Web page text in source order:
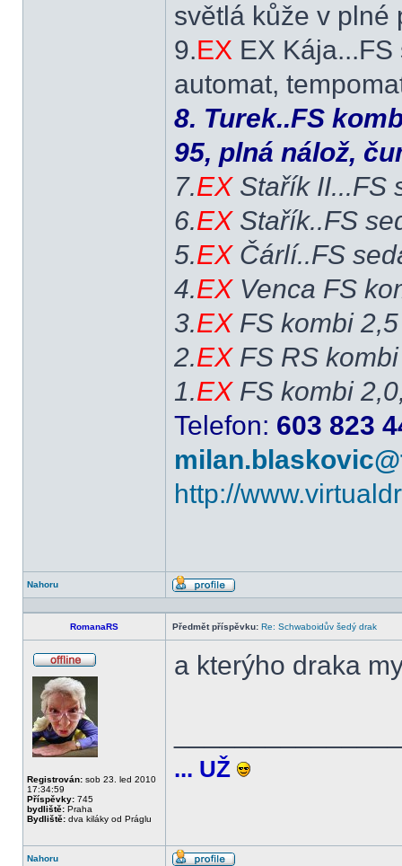
světlá kůže v plné
9.EX EX Kája...FS
automat,
8. Turek..FS
95, plná nálož,
7.EXStařík II...FS
6.EXStařík..FS
5.EXČárlí..FS
4.EXVenca FS
3.EXFS kombi
2.EXFS RS
1.EXFS kombi
Telefon: 603 823
http://
Nahoru
Profil
RomanaRS Předmět příspěvku: Re: Schwaboidův šedý drak
Registrován: sob 23. led 2010
17:34:59
Příspěvky: 745
bydliště: Praha
Bydliště: dva kiláky od Práglu
a kterýho draka
... UŽ
Nahoru